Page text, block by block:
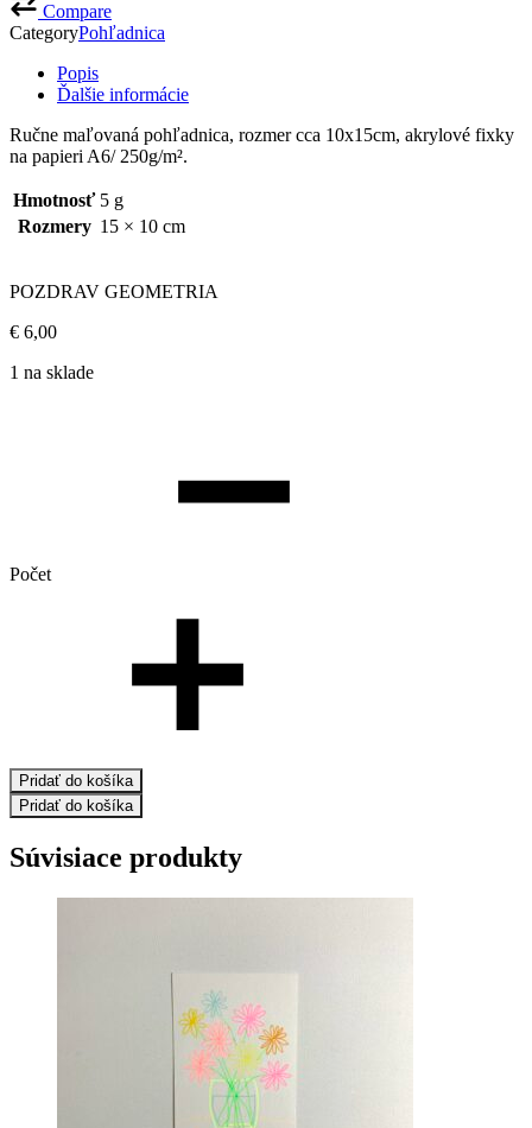
Compare
CategoryPohľadnica
Popis
Ďalšie informácie
Ručne maľovaná pohľadnica, rozmer cca 10x15cm, akrylové fixky
na papieri A6/ 250g/m².
Hmotnosť 5 g
Rozmery 15 × 10 cm
POZDRAV GEOMETRIA
€ 6,00
1 na sklade
Počet
Pridať do košíka
Pridať do košíka
Súvisiace produkty